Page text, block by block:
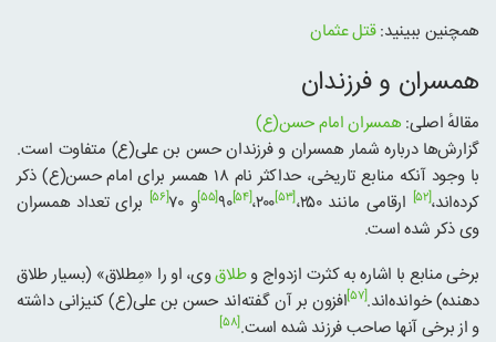
همچنین ببینید:قتل عثمان
همسران و فرزندان
مقالهٔ اصلی:همسران امام حسن(ع)
گزارش‌ها درباره شمار همسران و فرزندان حسن بن علی(ع) متفاوت است.
با وجود آنکه منابع تاریخی، حداکثر نام ۱۸ همسر برای امام حسن(ع) ذکر
کرده‌اند،[۵۲] ارقامی مانند ۲۵۰، [۵۳] ۲۰۰، [۵۴] ۹۰[۵۵] و ۷۰ [۵۶]
برای تعداد همسران
وی ذکر شده است.
برخی منابع با اشاره به کثرت ازدواج وطلاقوی، او را «مِطلاق» (بسیار طلاق
دهنده) خوانده‌اند.[۵۷]
افزون بر آن گفته‌اند حسن بن علی(ع) کنیزانی داشته
و از برخی آنها صاحب فرزند شده است.[۵۸]